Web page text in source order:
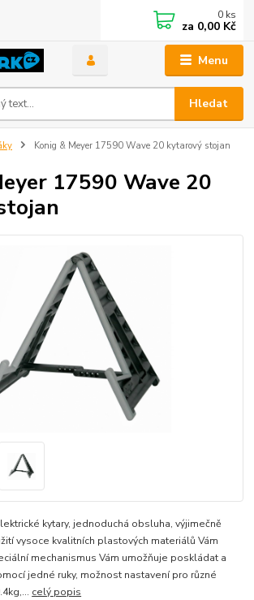
Menu
Hledat
0 ks
za 0,00 Kč
Konig & Meyer 17590 Wave 20 kytarový stojan
17590 Wave 20
kytary, jednoduchá obsluha, výjimečně
vysoce kvalitních plastových materiálů Vám
mechanismus Vám umožňuje poskládat a
jedné ruky, možnost nastavení pro různé
celý popis